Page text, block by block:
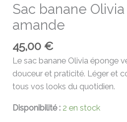
Sac banane
amande
45,00€
Le sac banane Olivia éponge
douceur et praticité. Léger et
tous vos looks du quotidien.
Disponibilité : 2 en stock